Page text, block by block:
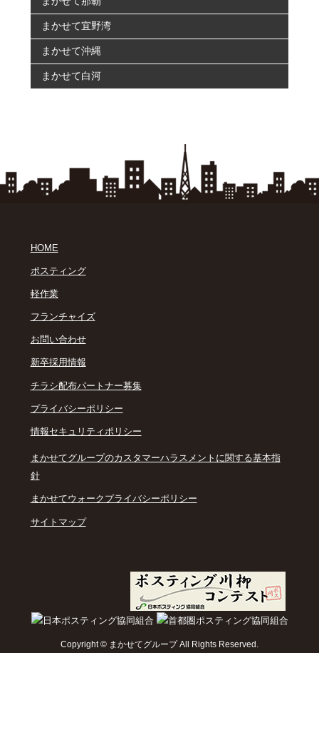
まかせて宜野湾
まかせて沖縄
まかせて白河
HOME
ポスティング｜
軽作業｜
フランチャイズ｜
お問い合わせ｜
新卒採用情報
チラシ配布パートナー募集｜
プライバシーポリシー
情報セキュリティポリシー
まかせてグループのカスタマーハラスメントに関する基本指
針｜
まかせてウォークプライバシーポリシー
サイトマップ｜
Copyright © まかせてグループ All Rights Reserved.